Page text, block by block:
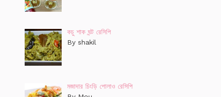
কচু শাক ঘন্ট রেসিপি
By shakil
মজাদার চিংড়ি পোলাও রেসিপি